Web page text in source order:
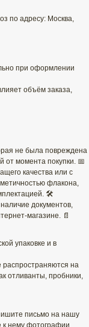
по адресу: Москва,
при оформлении
объём заказа,
не была повреждена
от момента покупки. 📅
качества или с
флакона,
🛠️
документов,
магазине. 📄
упаковке и в
на
отливанты, пробники,
письмо на нашу